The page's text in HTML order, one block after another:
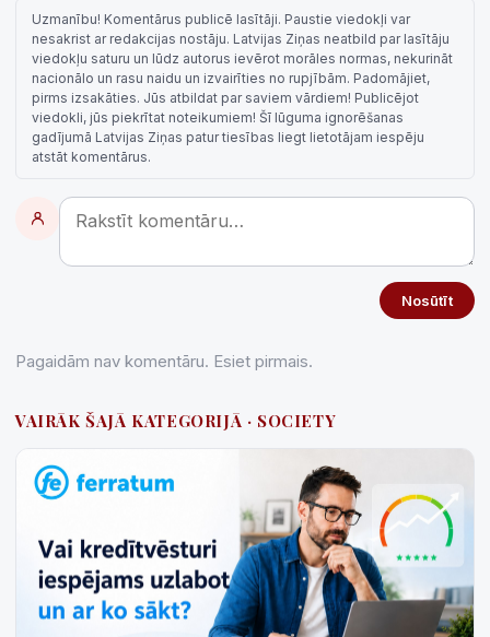
Uzmanību! Komentārus publicē lasītāji. Paustie viedokļi var
nesakrist ar redakcijas nostāju. Latvijas Ziņas neatbild par lasītāju
viedokļu saturu un lūdz autorus ievērot morāles normas, nekurināt
nacionālo un rasu naidu un izvairīties no rupjībām. Padomājiet,
pirms izsakāties. Jūs atbildat par saviem vārdiem! Publicējot
viedokli, jūs piekrītat noteikumiem! Šī lūguma ignorēšanas
gadījumā Latvijas Ziņas patur tiesības liegt lietotājam iespēju
atstāt komentārus.
Nosūtīt
Pagaidām nav komentāru. Esiet pirmais.
VAIRĀK ŠAJĀ KATEGORIJĀ · SOCIETY